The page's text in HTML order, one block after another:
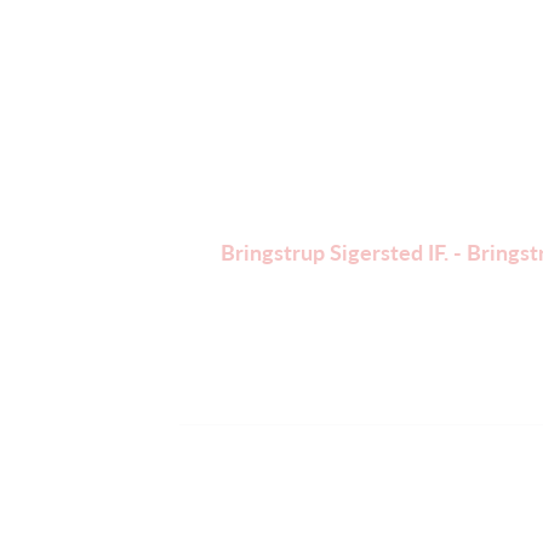
Bringstrup Sigersted IF. -